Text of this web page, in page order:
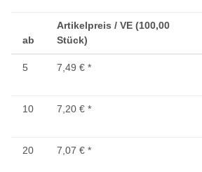
ab
Artikelpreis / VE (100,00
Stück)
5 7,49 € *
10 7,20 € *
20 7,07 € *